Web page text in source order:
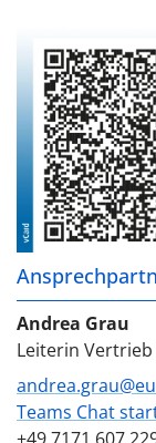
Andrea Grau
Leiterin
Teams Chat